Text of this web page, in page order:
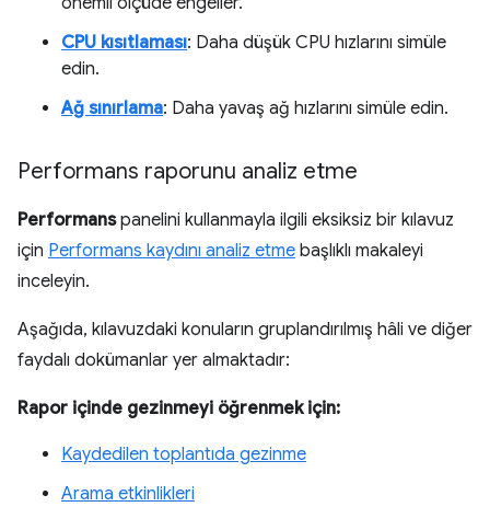
CPU kısıtlaması: Daha düşük CPU hızlarını simüle
edin.
Ağ sınırlama: Daha yavaş ağ hızlarını simüle edin.
Performans raporunu analiz etme
Performanspanelini kullanmayla ilgili eksiksiz bir kılavuz
için Performans kaydını analiz etme başlıklı makaleyi
inceleyin.
Aşağıda, kılavuzdaki konuların gruplandırılmış hâli ve diğer
faydalı dokümanlar yer almaktadır:
Rapor içinde gezinmeyi öğrenmek için:
Kaydedilen toplantıda gezinme
Arama etkinlikleri